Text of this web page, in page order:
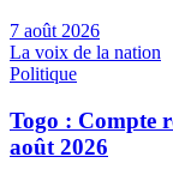
7 août 2026
La voix de la nation
Politique
Togo : Compte
août 2026